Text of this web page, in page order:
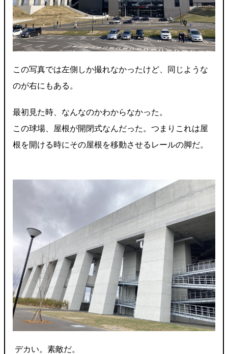
この写真では左側しか撮れなかったけど、同じような
のが右にもある。
最初見た時、なんなのかわからなかった。
この球場、屋根が開閉式なんだった。つまりこれは屋
根を開ける時にその屋根を移動させるレールの脚だ。
デカい。素敵だ。